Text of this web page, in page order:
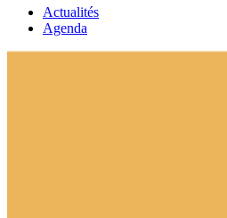
Actualités
Agenda